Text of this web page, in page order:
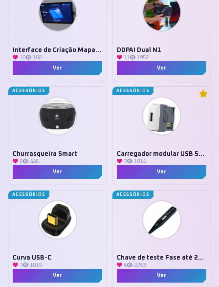
Interface de Criação Mapa 3D Tuya
10
102
Ver
DDPAI Dual N1
11
1952
Ver
ACESSÓRIOS
Churrasqueira Smart
6
446
Ver
ACESSÓRIOS
Carregador modular USB 5V Margirius
7
1014
Ver
ACESSÓRIOS
Curva USB-C
7
1019
Ver
ACESSÓRIOS
Chave de teste Fase até 250v
6
2253
Ver